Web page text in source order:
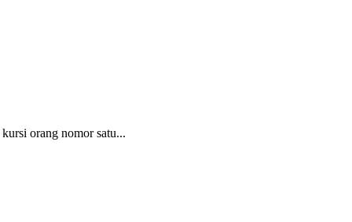
orang nomor satu...